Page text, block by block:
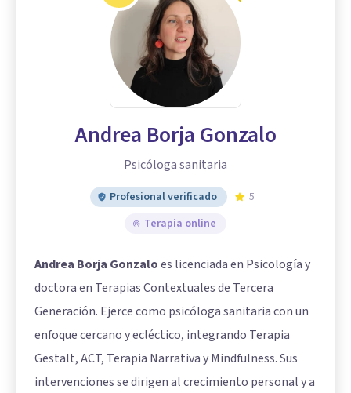
Andrea Borja Gonzalo
Psicóloga sanitaria
Profesional verificado
5
Terapia online
Andrea Borja Gonzaloes licenciada en Psicología y
doctora en Terapias Contextuales de Tercera
Generación. Ejerce como psicóloga sanitaria con un
enfoque cercano y ecléctico, integrando Terapia
Gestalt, ACT, Terapia Narrativa y Mindfulness. Sus
intervenciones se dirigen al crecimiento personal y a